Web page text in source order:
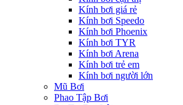
Kính bơi giá rẻ
Kính bơi Speedo
Kính bơi Phoenix
Kính bơi TYR
Kính bơi Arena
Kính bơi trẻ em
Kính bơi người lớn
Mũ Bơi
Phao Tập Bơi